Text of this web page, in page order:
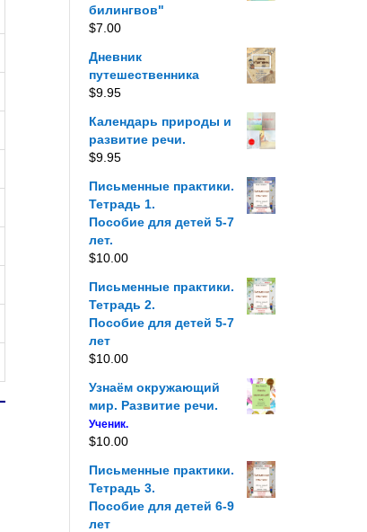
билингвов"
$7.00
Дневник
путешественника
$9.95
Календарь природы и
развитие речи.
$9.95
Письменные практики.
Тетрадь 1.
Пособие для детей 5-7
лет.
$10.00
Письменные практики.
Тетрадь 2.
Пособие для детей 5-7
лет
$10.00
Узнаём окружающий
мир. Развитие речи.
Ученик.
$10.00
Письменные практики.
Тетрадь 3.
Пособие для детей 6-9
лет